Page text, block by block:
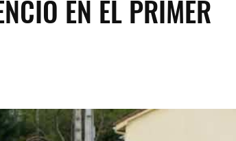
EN EL PRIMER